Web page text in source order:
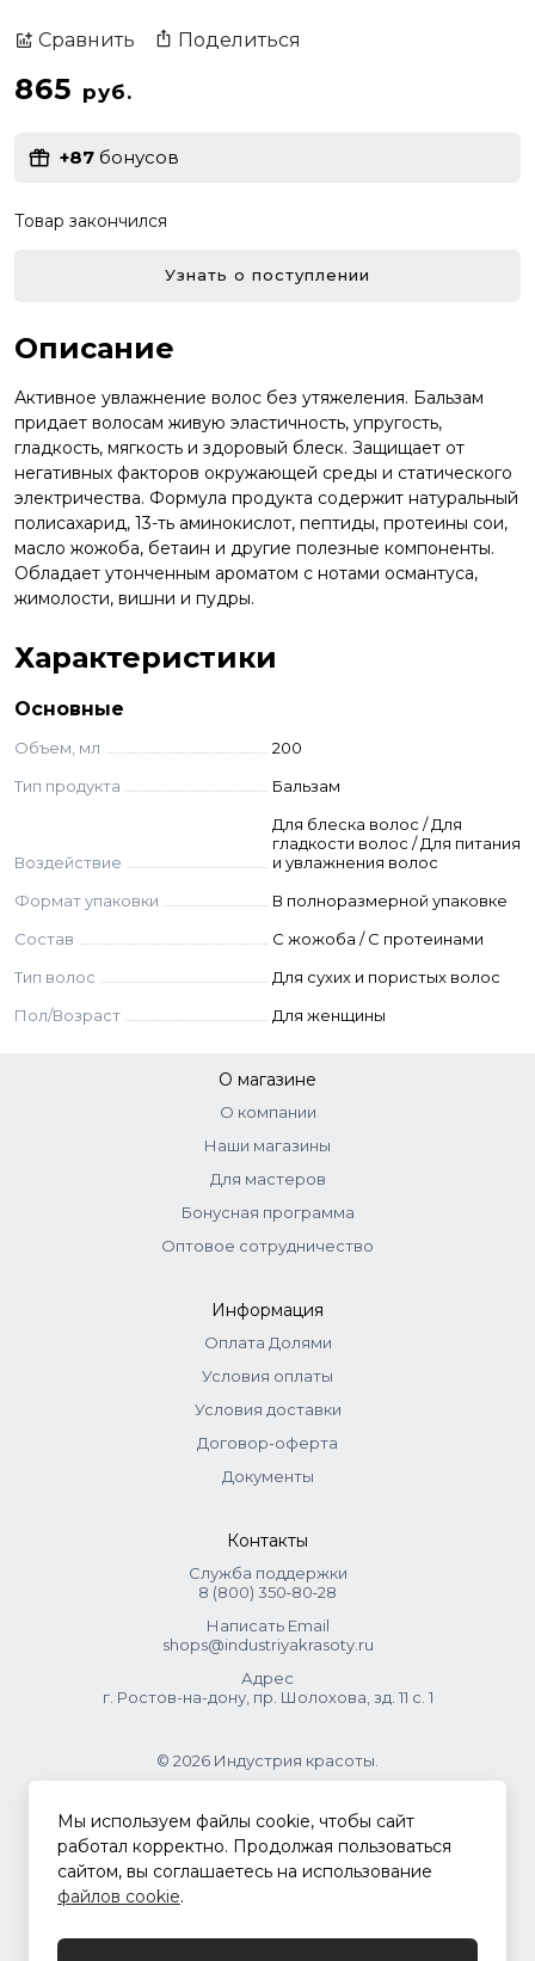
Сравнить Поделиться
865 руб.
+87 бонусов
Товар закончился
Узнать о поступлении
Описание
Активное увлажнение волос без утяжеления. Бальзам
придает волосам живую эластичность, упругость,
гладкость, мягкость и здоровый блеск. Защищает от
негативных факторов окружающей среды и статического
электричества. Формула продукта содержит натуральный
полисахарид, 13-ть аминокислот, пептиды, протеины сои,
масло жожоба, бетаин и другие полезные компоненты.
Обладает утонченным ароматом с нотами османтуса,
жимолости, вишни и пудры.
Характеристики
Основные
Объем, мл
200
Тип продукта
Бальзам
Воздействие
Для блеска волос / Для
гладкости волос / Для питания
и увлажнения волос
Формат упаковки
В полноразмерной упаковке
Состав
C жожоба / С протеинами
Тип волос
Для сухих и пористых волос
Пол/Возраст
Для женщины
О магазине
О компании
Наши магазины
Для мастеров
Бонусная программа
Оптовое сотрудничество
Информация
Оплата Долями
Условия оплаты
Условия доставки
Договор-оферта
Документы
Контакты
Служба поддержки
8 (800) 350‑80‑28
Написать Email
shops@industriyakrasoty.ru
Адрес
г. Ростов-на-дону, пр. Шолохова, зд. 11 с. 1
© 2026 Индустрия красоты.
.
Политика конфиденциальности
Мы используем файлы cookie, чтобы сайт
работал корректно. Продолжая пользоваться
сайтом, вы соглашаетесь на использование
файлов cookie.